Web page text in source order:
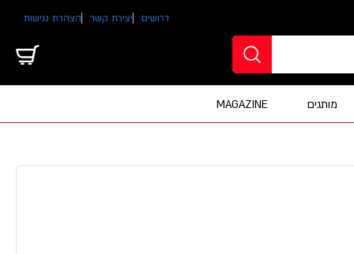
דרושים יצירת קשר הצהרת נגישות
מותגים MAGAZINE